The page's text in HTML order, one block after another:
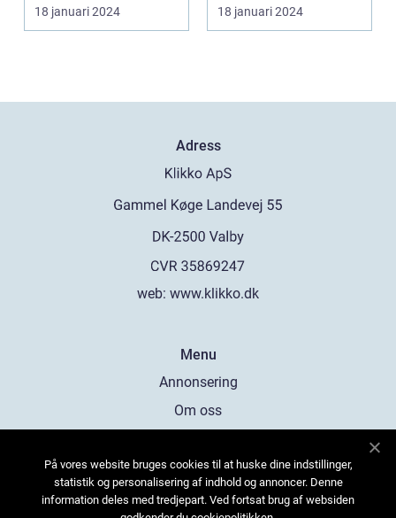
Australiens...
18 januari 2024 18 januari 2024
Adress
web: www.klikko.dk
Menu
Annonsering
Om oss
Kontakta oss
Sitemap
På vores website bruges cookies til at huske dine indstillinger,
statistik og personalisering af indhold og annoncer. Denne
information deles med tredjepart. Ved fortsat brug af websiden